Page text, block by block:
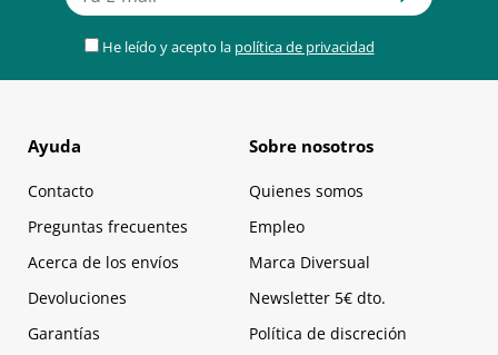
He leído y acepto la política de privacidad
Ayuda
Contacto
Preguntas frecuentes
Acerca de los envíos
Devoluciones
Garantías
Sobre nosotros
Quienes somos
Empleo
Marca Diversual
Newsletter 5€ dto.
Política de discreción